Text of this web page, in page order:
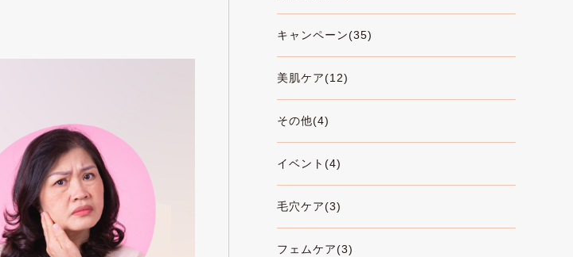
キャンペーン(35)
美肌ケア(12)
その他(4)
イベント(4)
毛穴ケア(3)
フェムケア(3)